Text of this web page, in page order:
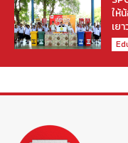
ให้
เย